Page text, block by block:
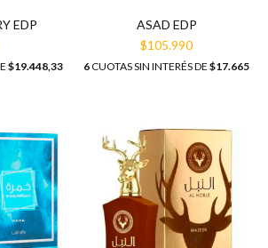
EDP
$19.448,33
ASAD EDP
$105.990
6 CUOTAS SIN INTERÉS DE $17.665